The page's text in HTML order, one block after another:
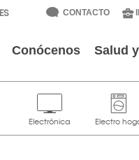
CONTACTO
Conócenos Salud